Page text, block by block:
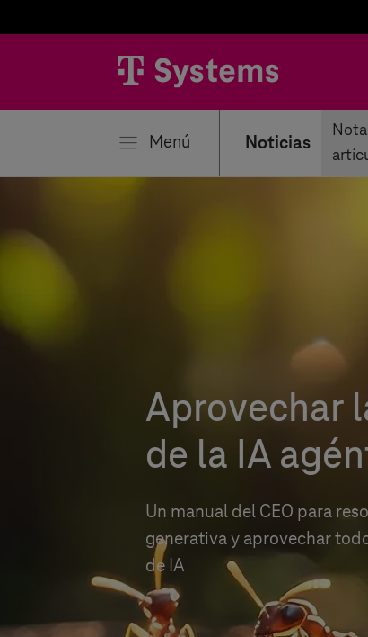
Menú Noticias
Aprovechar
de la IA
Un manual del CEO para
generativa y aprovechar
de IA